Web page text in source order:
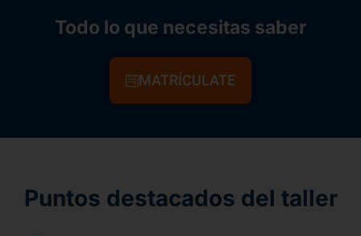
Todo lo que necesitas saber
MATRÍCULATE
Puntos destacados del taller